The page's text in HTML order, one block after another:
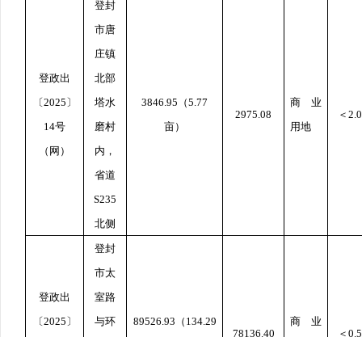
登政出
〔2025 〕
14号
（网）
登封
市唐
庄镇
北部
塔水
磨村
内，
省道
S235
北侧
3846.95 （5.77
亩）
2975.08
商业
用地
＜ 2.0
登政出
〔2025 〕
登封
市太
室路
与环
89526.93 （ 134.29
78136.40
商业
＜ 0.5